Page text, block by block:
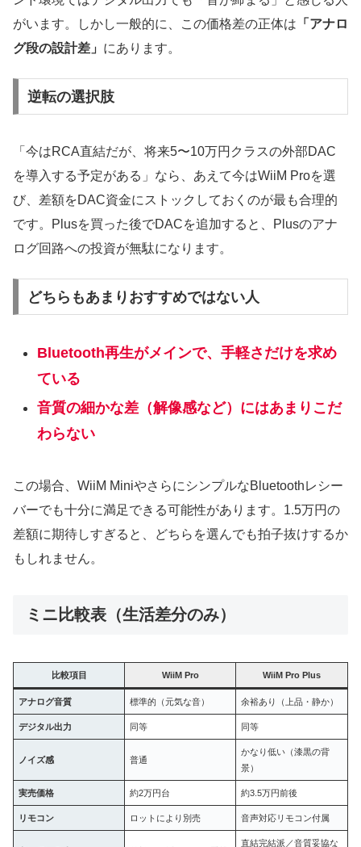
がいます。しかし一般的に、この価格差の正体は 「アナロ
グ段の設計差」 にあります。
逆転の選択肢
「今はRCA直結だが、将来5〜10万円クラスの外部DAC
を導入する予定がある」なら、あえて今はWiiM Proを選
び、差額をDAC資金にストックしておくのが最も合理的
です。Plusを買った後でDACを追加すると、Plusのアナ
ログ回路への投資が無駄になります。
どちらもあまりおすすめではない人
Bluetooth再生がメインで、手軽さだけを求め
ている
音質の細かな差（解像感など）にはあまりこだ
わらない
この場合、WiiM MiniやさらにシンプルなBluetoothレシー
バーでも十分に満足できる可能性があります。1.5万円の
差額に期待しすぎると、どちらを選んでも拍子抜けするか
もしれません。
ミニ比較表（生活差分のみ）
比較項目 WiiM Pro WiiM Pro Plus
アナログ音質 標準的（元気な音） 余裕あり（上品・静か）
デジタル出力 同等 同等
ノイズ感 普通
かなり低い（漆黒の背
景）
実売価格 約2万円台 約3.5万円前後
リモコン ロットにより別売 音声対応リモコン付属
直結完結派／音質妥協な